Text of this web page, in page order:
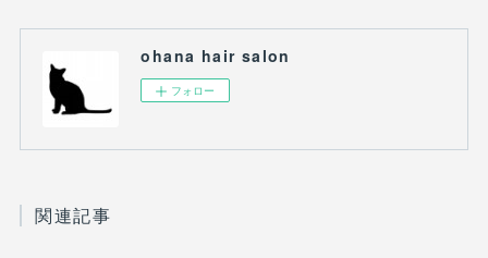
ohana hair salon
フォロー
関連記事